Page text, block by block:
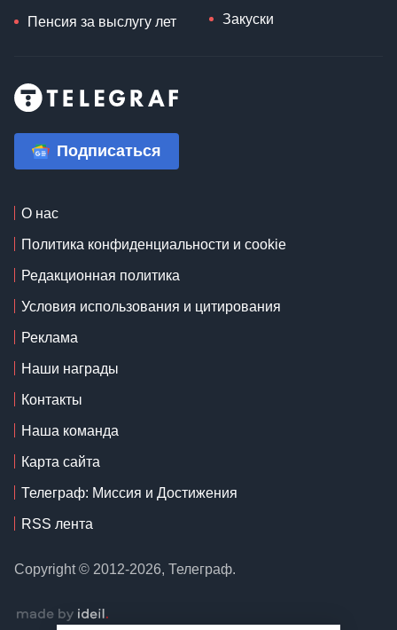
Пенсия за выслугу лет Закуски
Подписаться
О нас
Политика конфиденциальности и cookie
Редакционная политика
Условия использования и цитирования
Реклама
Наши награды
Контакты
Наша команда
Карта сайта
Телеграф: Миссия и Достижения
RSS лента
Copyright © 2012-2026, Телеграф.